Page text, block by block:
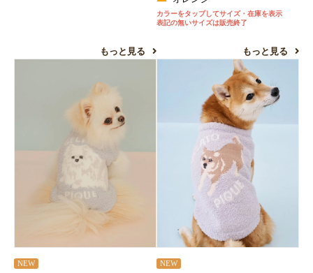
もっと見る
カラーをタップしてサイズ・在庫を表示
表記の無いサイズは販売終了
もっと見る
NEW NEW